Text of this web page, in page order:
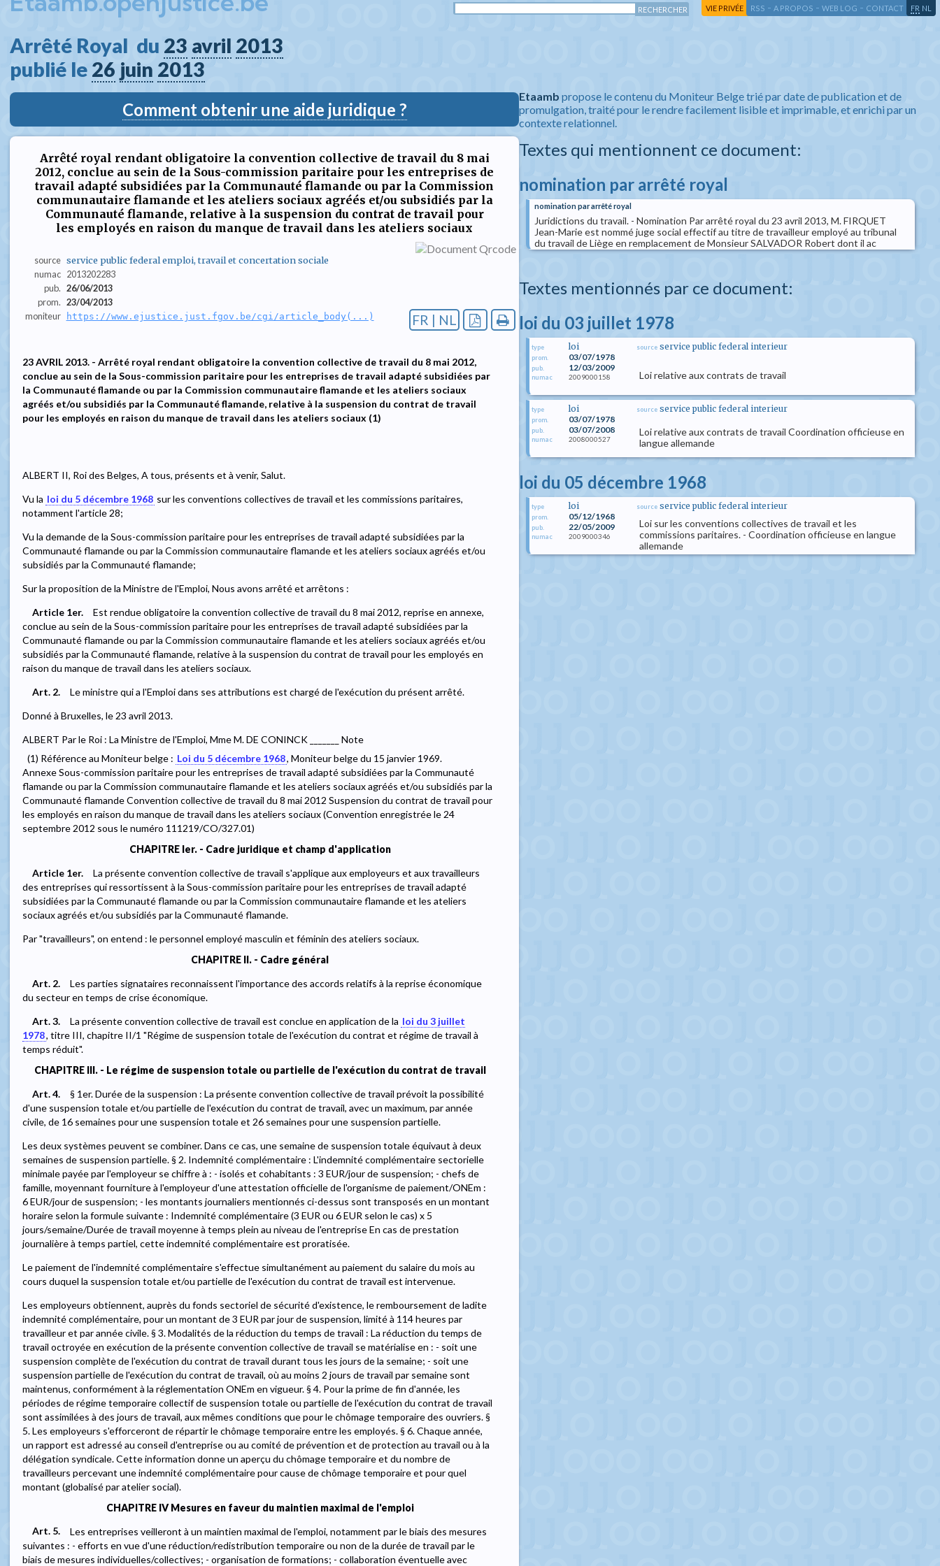
VIE PRIVÉE RSS - A PROPOS - WEB LOG - CONTACT FR NL
Arrêté Royal  du 23 avril 2013
publié le 26 juin 2013
Comment obtenir une aide juridique ?
Arrêté royal rendant obligatoire la convention collective de travail du 8 mai
2012, conclue au sein de la Sous-commission paritaire pour les entreprises de
travail adapté subsidiées par la Communauté flamande ou par la Commission
communautaire flamande et les ateliers sociaux agréés et/ou subsidiés par la
Communauté flamande, relative à la suspension du contrat de travail pour
les employés en raison du manque de travail dans les ateliers sociaux
source service public federal emploi, travail et concertation sociale
numac 2013202283
pub. 26/06/2013
prom. 23/04/2013
moniteur
https://www.ejustice.just.fgov.be/cgi/article_body(...) FR | NL
23 AVRIL 2013. - Arrêté royal rendant obligatoire la convention collective de travail du 8 mai 2012,
conclue au sein de la Sous-commission paritaire pour les entreprises de travail adapté subsidiées par
la Communauté flamande ou par la Commission communautaire flamande et les ateliers sociaux
agréés et/ou subsidiés par la Communauté flamande, relative à la suspension du contrat de travail
pour les employés en raison du manque de travail dans les ateliers sociaux (1)
ALBERT II, Roi des Belges, A tous, présents et à venir, Salut.
Vu la loi du 5 décembre 1968 sur les conventions collectives de travail et les commissions paritaires,
notamment l'article 28;
Vu la demande de la Sous-commission paritaire pour les entreprises de travail adapté subsidiées par la
Communauté flamande ou par la Commission communautaire flamande et les ateliers sociaux agréés et/ou
subsidiés par la Communauté flamande;
Sur la proposition de la Ministre de l'Emploi, Nous avons arrêté et arrêtons :
Article 1er.
Est rendue obligatoire la convention collective de travail du 8 mai 2012, reprise en annexe,
conclue au sein de la Sous-commission paritaire pour les entreprises de travail adapté subsidiées par la
Communauté flamande ou par la Commission communautaire flamande et les ateliers sociaux agréés et/ou
subsidiés par la Communauté flamande, relative à la suspension du contrat de travail pour les employés en
raison du manque de travail dans les ateliers sociaux.
Art. 2.
Le ministre qui a l'Emploi dans ses attributions est chargé de l'exécution du présent arrêté.
Donné à Bruxelles, le 23 avril 2013.
ALBERT Par le Roi : La Ministre de l'Emploi, Mme M. DE CONINCK _______ Note
(1) Référence au Moniteur belge : Loi du 5 décembre 1968, Moniteur belge du 15 janvier 1969.
Annexe Sous-commission paritaire pour les entreprises de travail adapté subsidiées par la Communauté
flamande ou par la Commission communautaire flamande et les ateliers sociaux agréés et/ou subsidiés par la
Communauté flamande Convention collective de travail du 8 mai 2012 Suspension du contrat de travail pour
les employés en raison du manque de travail dans les ateliers sociaux (Convention enregistrée le 24
septembre 2012 sous le numéro 111219/CO/327.01)
CHAPITRE Ier. - Cadre juridique et champ d'application
Article 1er.
La présente convention collective de travail s'applique aux employeurs et aux travailleurs
des entreprises qui ressortissent à la Sous-commission paritaire pour les entreprises de travail adapté
subsidiées par la Communauté flamande ou par la Commission communautaire flamande et les ateliers
sociaux agréés et/ou subsidiés par la Communauté flamande.
Par "travailleurs", on entend : le personnel employé masculin et féminin des ateliers sociaux.
CHAPITRE II. - Cadre général
Art. 2.
Les parties signataires reconnaissent l'importance des accords relatifs à la reprise économique
du secteur en temps de crise économique.
Art. 3.
La présente convention collective de travail est conclue en application de la loi du 3 juillet
1978, titre III, chapitre II/1 "Régime de suspension totale de l'exécution du contrat et régime de travail à
temps réduit".
CHAPITRE III. - Le régime de suspension totale ou partielle de l'exécution du contrat de travail
Art. 4.
§ 1er. Durée de la suspension : La présente convention collective de travail prévoit la possibilité
d'une suspension totale et/ou partielle de l'exécution du contrat de travail, avec un maximum, par année
civile, de 16 semaines pour une suspension totale et 26 semaines pour une suspension partielle.
Les deux systèmes peuvent se combiner. Dans ce cas, une semaine de suspension totale équivaut à deux
semaines de suspension partielle. § 2. Indemnité complémentaire : L'indemnité complémentaire sectorielle
minimale payée par l'employeur se chiffre à : - isolés et cohabitants : 3 EUR/jour de suspension; - chefs de
famille, moyennant fourniture à l'employeur d'une attestation officielle de l'organisme de paiement/ONEm :
6 EUR/jour de suspension; - les montants journaliers mentionnés ci-dessus sont transposés en un montant
horaire selon la formule suivante : Indemnité complémentaire (3 EUR ou 6 EUR selon le cas) x 5
jours/semaine/Durée de travail moyenne à temps plein au niveau de l'entreprise En cas de prestation
journalière à temps partiel, cette indemnité complémentaire est proratisée.
Le paiement de l'indemnité complémentaire s'effectue simultanément au paiement du salaire du mois au
cours duquel la suspension totale et/ou partielle de l'exécution du contrat de travail est intervenue.
Les employeurs obtiennent, auprès du fonds sectoriel de sécurité d'existence, le remboursement de ladite
indemnité complémentaire, pour un montant de 3 EUR par jour de suspension, limité à 114 heures par
travailleur et par année civile. § 3. Modalités de la réduction du temps de travail : La réduction du temps de
travail octroyée en exécution de la présente convention collective de travail se matérialise en : - soit une
suspension complète de l'exécution du contrat de travail durant tous les jours de la semaine; - soit une
suspension partielle de l'exécution du contrat de travail, où au moins 2 jours de travail par semaine sont
maintenus, conformément à la réglementation ONEm en vigueur. § 4. Pour la prime de fin d'année, les
périodes de régime temporaire collectif de suspension totale ou partielle de l'exécution du contrat de travail
sont assimilées à des jours de travail, aux mêmes conditions que pour le chômage temporaire des ouvriers. §
5. Les employeurs s'efforceront de répartir le chômage temporaire entre les employés. § 6. Chaque année,
un rapport est adressé au conseil d'entreprise ou au comité de prévention et de protection au travail ou à la
délégation syndicale. Cette information donne un aperçu du chômage temporaire et du nombre de
travailleurs percevant une indemnité complémentaire pour cause de chômage temporaire et pour quel
montant (globalisé par atelier social).
CHAPITRE IV Mesures en faveur du maintien maximal de l'emploi
Art. 5.
Les entreprises veilleront à un maintien maximal de l'emploi, notamment par le biais des mesures
suivantes : - efforts en vue d'une réduction/redistribution temporaire ou non de la durée de travail par le
biais de mesures individuelles/collectives; - organisation de formations; - collaboration éventuelle avec
Etaamb propose le contenu du Moniteur Belge trié par date de publication et de
promulgation, traité pour le rendre facilement lisible et imprimable, et enrichi par un
contexte relationnel.
Textes qui mentionnent ce document:
nomination par arrêté royal
nomination par arrêté royal
Juridictions du travail. - Nomination Par arrêté royal du 23 avril 2013, M. FIRQUET
Jean-Marie est nommé juge social effectif au titre de travailleur employé au tribunal
du travail de Liège en remplacement de Monsieur SALVADOR Robert dont il ac
Textes mentionnés par ce document:
loi du 03 juillet 1978
type loi
prom. 03/07/1978
pub. 12/03/2009
numac 2009000158
source service public federal interieur
Loi relative aux contrats de travail
type loi
prom. 03/07/1978
pub. 03/07/2008
numac 2008000527
source service public federal interieur
Loi relative aux contrats de travail Coordination officieuse en
langue allemande
loi du 05 décembre 1968
type loi
prom. 05/12/1968
pub. 22/05/2009
numac 2009000346
source service public federal interieur
Loi sur les conventions collectives de travail et les
commissions paritaires. - Coordination officieuse en langue
allemande